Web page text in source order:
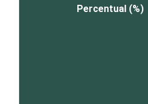
Percentual (%)